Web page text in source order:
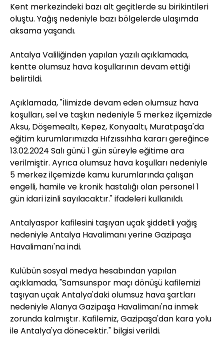
Kent merkezindeki bazı alt geçitlerde su birikintileri
oluştu. Yağış nedeniyle bazı bölgelerde ulaşımda
aksama yaşandı.
Antalya Valiliğinden yapılan yazılı açıklamada,
kentte olumsuz hava koşullarının devam ettiği
belirtildi.
Açıklamada, "İlimizde devam eden olumsuz hava
koşulları, sel ve taşkın nedeniyle 5 merkez ilçemizde
Aksu, Döşemealtı, Kepez, Konyaaltı, Muratpaşa'da
eğitim kurumlarımızda Hıfzıssıhha kararı gereğince
13.02.2024 Salı günü 1 gün süreyle eğitime ara
verilmiştir. Ayrıca olumsuz hava koşulları nedeniyle
5 merkez ilçemizde kamu kurumlarında çalışan
engelli, hamile ve kronik hastalığı olan personel 1
gün idari izinli sayılacaktır." ifadeleri kullanıldı.
Antalyaspor kafilesini taşıyan uçak şiddetli yağış
nedeniyle Antalya Havalimanı yerine Gazipaşa
Havalimanı'na indi.
Kulübün sosyal medya hesabından yapılan
açıklamada, "Samsunspor maçı dönüşü kafilemizi
taşıyan uçak Antalya'daki olumsuz hava şartları
nedeniyle Alanya Gazipaşa Havalimanı'na inmek
zorunda kalmıştır. Kafilemiz, Gazipaşa'dan kara yolu
ile Antalya'ya dönecektir." bilgisi verildi.